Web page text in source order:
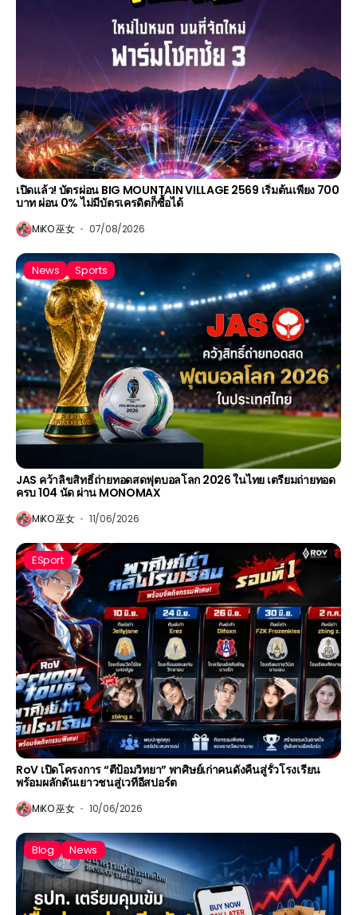
เปิดแล้ว! บัตรผ่อน BIG MOUNTAIN VILLAGE 2569 เริ่มต้นเพียง 700
บาท ผ่อน 0% ไม่มีบัตรเครดิตก็ซื้อได้
MiKO 巫女 07/08/2026
News Sports
JAS คว้าลิขสิทธิ์ถ่ายทอดสดฟุตบอลโลก 2026 ในไทย เตรียมถ่ายทอด
ครบ 104 นัด ผ่าน MONOMAX
MiKO 巫女 11/06/2026
ESport
RoV เปิดโครงการ “ตีป้อมวิทยา” พาศิษย์เก่าคนดังคืนสู่รั้วโรงเรียน
พร้อมผลักดันเยาวชนสู่เวทีอีสปอร์ต
MiKO 巫女 10/06/2026
Blog News